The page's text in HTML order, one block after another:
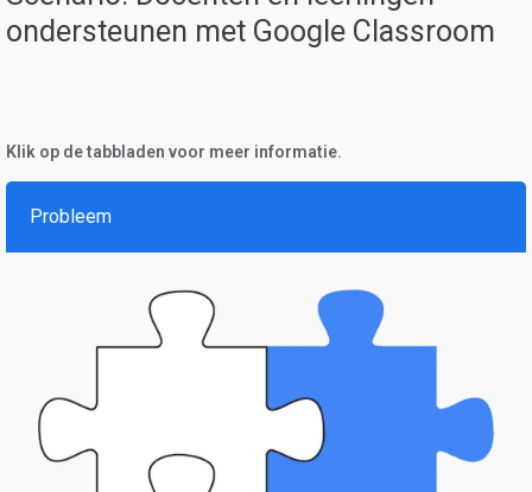
ondersteunen met Google Classroom
Klik op de tabbladen voor meer informatie.
Probleem